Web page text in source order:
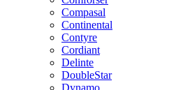
Compasal
Continental
Contyre
Cordiant
Delinte
DoubleStar
Dynamo